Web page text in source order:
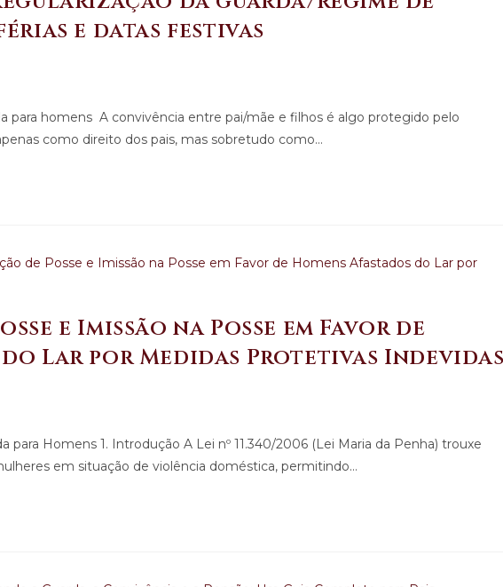
e datas festivas
para homens A convivência entre pai/mãe e filhos é algo protegido pelo
como direito dos pais, mas sobretudo como…
e Imissão na Posse em Favor de
do Lar por Medidas Protetivas
para Homens 1. Introdução A Lei nº 11.340/2006 (Lei Maria da Penha) trouxe
em situação de violência doméstica, permitindo…